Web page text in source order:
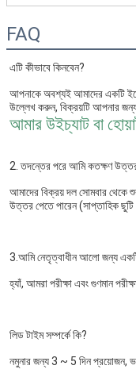
FAQ
এটি কীভাবে কিনবেন?
আপনাকে অবশ্যই আমাদের একটি
উল্লেখ করুন, বিক্রয়টি আপনার জন্য
আমার উইচ্যাট বা
2. তদন্তের পরে আমি কতক্ষণ
আমাদের বিক্রয় দল সোমবার থেকে
উত্তর পেতে পারেন (সাপ্তাহিক ছুটি
3.আমি নেতৃত্বাধীন আলো জন্য
হ্যাঁ, আমরা পরীক্ষা এবং গুণমান
লিড টাইম সম্পর্কে কি?
নমুনার জন্য 3 ~ 5 দিন প্রয়োজন,